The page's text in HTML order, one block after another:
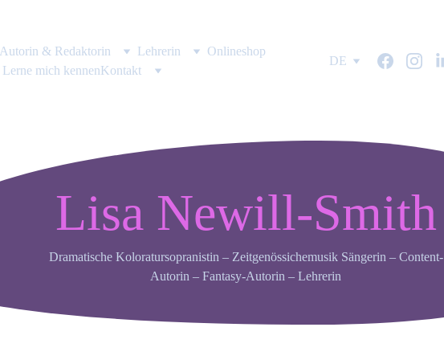
Autorin & Redaktorin Lehrerin
Onlineshop
Lerne mich kennenKontakt
DE
Lisa Newill-Smith
Dramatische Koloratursopranistin – Zeitgenössichemusik Sängerin – Content-
Autorin – Fantasy-Autorin – Lehrerin